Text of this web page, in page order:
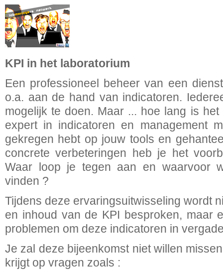
KPI in het laboratorium
Een professioneel beheer van een
o.a. aan de hand van indicatoren.
mogelijk te doen. Maar ... hoe lang is
expert in indicatoren en management
gekregen hebt op jouw tools en
concrete verbeteringen heb je het
Waar loop je tegen aan en waarvoor
vinden ?
Tijdens deze ervaringsuitwisseling wordt
en inhoud van de KPI besproken, maar
problemen om deze indicatoren in
Je zal deze bijeenkomst niet willen
krijgt op vragen zoals :